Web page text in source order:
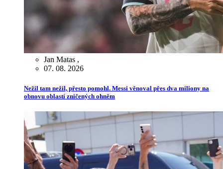
Jan Matas ,
07. 08. 2026
Nežil tam nežil, přesto pomohl. Messi věnoval přes dva miliony na
obnovu oblastí zničených ohněm